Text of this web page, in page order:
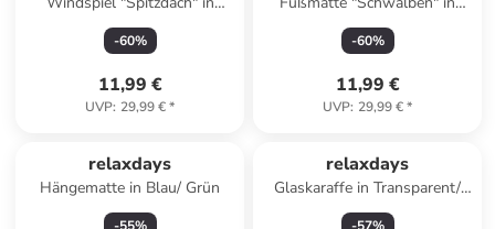
Braun - (B)14 x (H)68 x (T)7
cm
-60%
11,99 €
UVP: 29,99 €*
Mehrfarbig - 60 x 40 cm
-60%
11,99 €
UVP: 29,99 €*
relaxdays
Hängematte in Blau/ Grün
relaxdays
Glaskaraffe in Transparent/
Silber - 1688 ml